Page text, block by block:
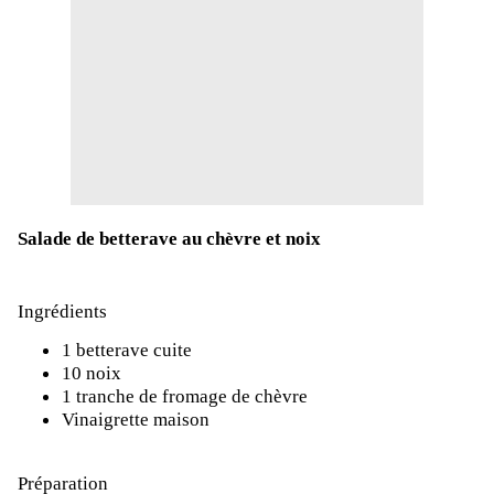
Salade de betterave au chèvre et noix
Ingrédients
1 betterave cuite
10 noix
1 tranche de fromage de chèvre
Vinaigrette maison
Préparation